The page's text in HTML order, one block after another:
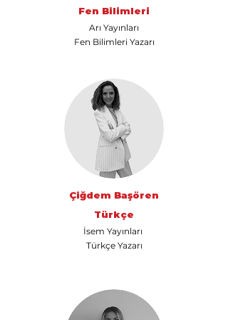
Fen Bilimleri
Arı Yayınları
Fen Bilimleri Yazarı
Çiğdem Başören
Türkçe
İsem Yayınları
Türkçe Yazarı